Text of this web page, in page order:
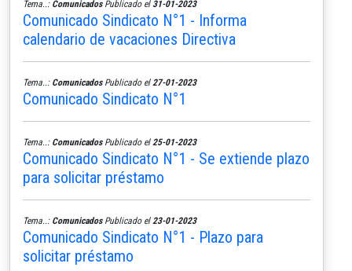
Tema..: ComunicadosPublicado el 31-01-2023
Comunicado Sindicato N°1 - Informa
calendario de vacaciones Directiva
Tema..: ComunicadosPublicado el 27-01-2023
Comunicado Sindicato N°1
Tema..: ComunicadosPublicado el 25-01-2023
Comunicado Sindicato N°1 - Se extiende plazo
para solicitar préstamo
Tema..: ComunicadosPublicado el 23-01-2023
Comunicado Sindicato N°1 - Plazo para
solicitar préstamo